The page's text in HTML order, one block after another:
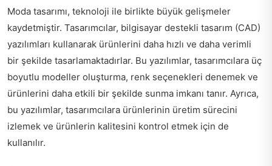
Moda tasarımı, teknoloji ile birlikte büyük gelişmeler
kaydetmiştir. Tasarımcılar, bilgisayar destekli tasarım (CAD)
yazılımları kullanarak ürünlerini daha hızlı ve daha verimli
bir şekilde tasarlamaktadırlar. Bu yazılımlar, tasarımcılara üç
boyutlu modeller oluşturma, renk seçenekleri denemek ve
ürünlerini daha etkili bir şekilde sunma imkanı tanır. Ayrıca,
bu yazılımlar, tasarımcılara ürünlerinin üretim sürecini
izlemek ve ürünlerin kalitesini kontrol etmek için de
kullanılır.